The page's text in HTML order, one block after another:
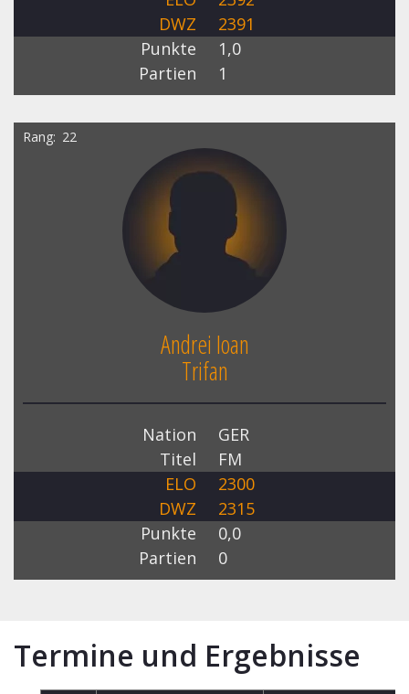
DWZ
2391
Punkte
1,0
Partien
1
Rang 22
Andrei Ioan
Trifan
Nation
GER
Titel
FM
ELO
2300
DWZ
2315
Punkte
0,0
Partien
0
Termine und Ergebnisse